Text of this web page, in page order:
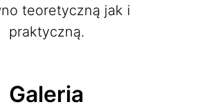
teoretyczną jak i
praktyczną.
Galeria